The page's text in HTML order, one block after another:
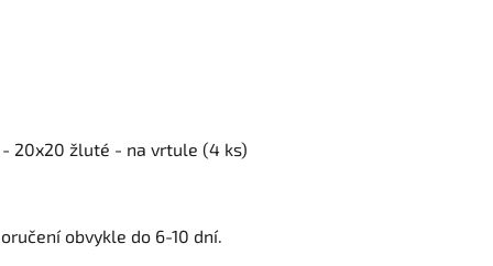
20x20 žluté - na vrtule (4 ks)
obvykle do 6-10 dní.